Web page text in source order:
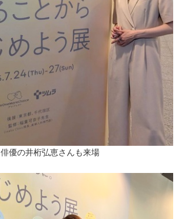
俳優の井桁弘恵さんも来場